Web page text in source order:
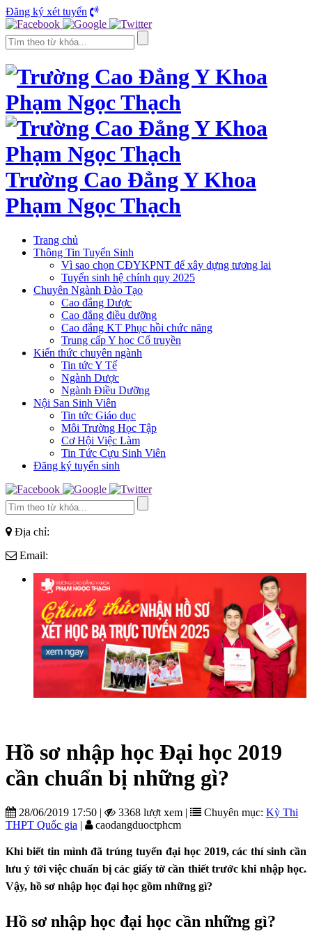
Đăng ký xét tuyển
Trường Cao Đẳng Y Khoa
Phạm Ngọc Thạch
Trang chủ
Thông Tin Tuyển Sinh
Vì sao chọn CĐYKPNT để xây dựng tương lai
Tuyển sinh hệ chính quy 2025
Chuyên Ngành Đào Tạo
Cao đẳng Dược
Cao đẳng điều dưỡng
Cao đẳng KT Phục hồi chức năng
Trung cấp Y học Cổ truyền
Kiến thức chuyên ngành
Tin tức Y Tế
Ngành Dược
Ngành Điều Dưỡng
Nội San Sinh Viên
Tin tức Giáo dục
Môi Trường Học Tập
Cơ Hội Việc Làm
Tin Tức Cựu Sinh Viên
Đăng ký tuyển sinh
Địa chỉ:
Email:
Hồ sơ nhập học Đại học 2019
cần chuẩn bị những gì?
28/06/2019 17:50 | 3368 lượt xem | Chuyên mục: Kỳ Thi
THPT Quốc gia | caodangduoctphcm
Khi biết tin mình đã trúng tuyển đại học 2019, các thí sinh cần
lưu ý tới việc chuẩn bị các giấy tờ cần thiết trước khi nhập học.
Vậy, hồ sơ nhập học đại học gồm những gì?
Hồ sơ nhập học đại học cần những gì?